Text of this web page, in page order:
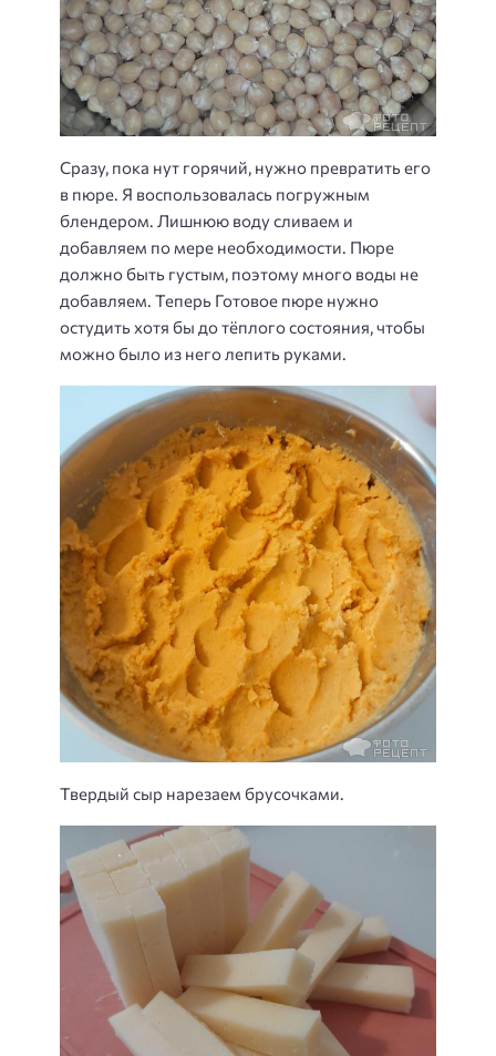
Сразу, пока нут горячий, нужно превратить его
в пюре. Я воспользовалась погружным
блендером. Лишнюю воду сливаем и
добавляем по мере необходимости. Пюре
должно быть густым, поэтому много воды не
добавляем. Теперь Готовое пюре нужно
остудить хотя бы до тёплого состояния, чтобы
можно было из него лепить руками.
Твердый сыр нарезаем брусочками.